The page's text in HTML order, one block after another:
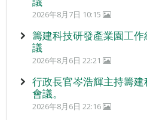
2026年8月7日 10:15
籌建科技研發產業園工
議
2026年8月6日 22:21
行政長官岑浩輝主持籌
會議。
2026年8月6日 22:16